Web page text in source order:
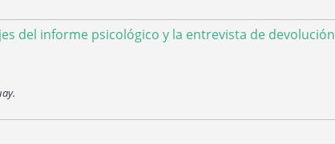
del informe psicológico y la entrevista de devolución